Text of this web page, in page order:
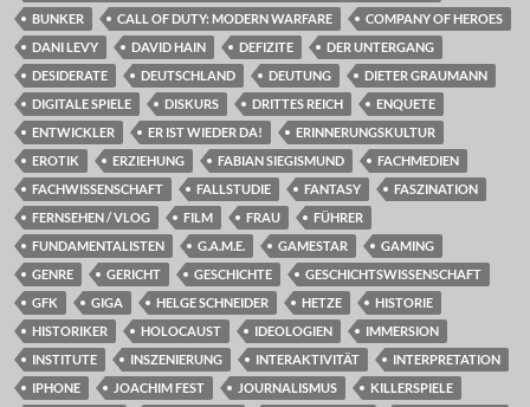
BUNKER
CALL OF DUTY: MODERN WARFARE
COMPANY OF HEROES
DANI LEVY
DAVID HAIN DEFIZITE
DER UNTERGANG
DESIDERATE
DEUTSCHLAND DEUTUNG
DIETER GRAUMANN
DIGITALE SPIELE
DISKURS DRITTES REICH
ENQUETE
ENTWICKLER
ER IST WIEDER DA!
ERINNERUNGSKULTUR
EROTIK
ERZIEHUNG FABIAN SIEGISMUND
FACHMEDIEN
FACHWISSENSCHAFT
FALLSTUDIE FANTASY
FASZINATION
FERNSEHEN / VLOG
FILM FRAU
FÜHRER
FUNDAMENTALISTEN
G.A.M.E. GAMESTAR
GAMING
GENRE
GERICHT GESCHICHTE
GESCHICHTSWISSENSCHAFT
GFK
GIGA HELGE SCHNEIDER HETZE
HISTORIE
HISTORIKER
HOLOCAUST IDEOLOGIEN
IMMERSION
INSTITUTE
INSZENIERUNG INTERAKTIVITÄT
INTERPRETATION
IPHONE
JOACHIM FEST JOURNALISMUS
KILLERSPIELE